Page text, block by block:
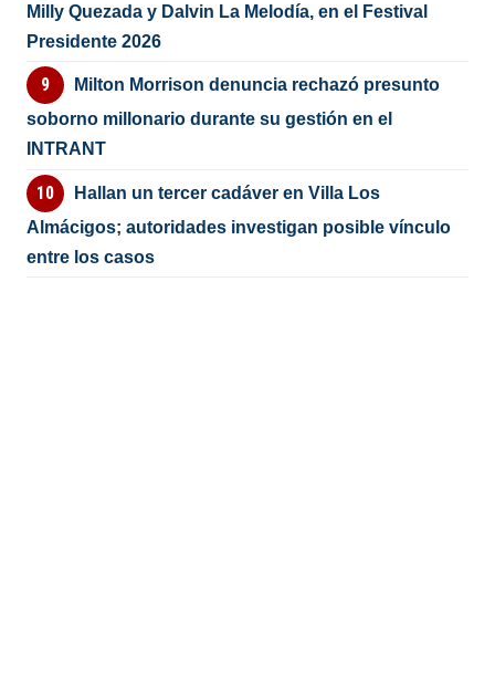
Milly Quezada y Dalvin La Melodía, en el Festival
Presidente 2026
Milton Morrison denuncia rechazó presunto
soborno millonario durante su gestión en el
INTRANT
Hallan un tercer cadáver en Villa Los
Almácigos; autoridades investigan posible vínculo
entre los casos